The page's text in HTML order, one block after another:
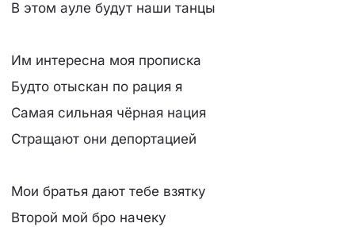
В этом ауле будут наши танцы
Им интересна моя прописка
Будто отыскан по рация я
Самая сильная чёрная нация
Стращают они депортацией
Мои братья дают тебе взятку
Второй мой бро начеку